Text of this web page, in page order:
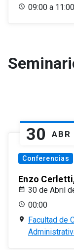
09:00 a
30 ABR
Conferencias
Enzo
30 de Abril
00:00
Facultad de